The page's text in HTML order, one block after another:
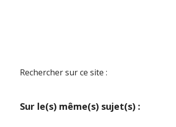
Rechercher sur ce site :
Sur le(s) même(s) sujet(s) :